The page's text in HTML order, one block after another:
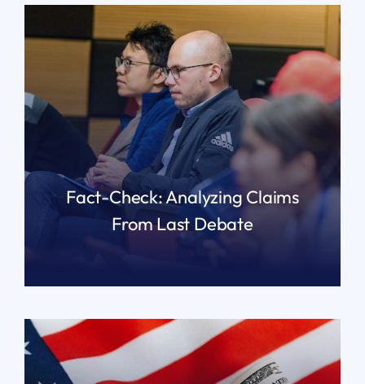
Fact-Check: Analyzing Claims
From Last Debate